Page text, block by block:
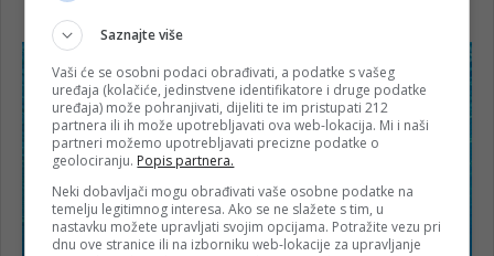
Saznajte više
Vaši će se osobni podaci obrađivati, a podatke s vašeg
uređaja (kolačiće, jedinstvene identifikatore i druge podatke
uređaja) može pohranjivati, dijeliti te im pristupati 212
partnera ili ih može upotrebljavati ova web-lokacija. Mi i naši
partneri možemo upotrebljavati precizne podatke o
geolociranju. Popis partnera.
Neki dobavljači mogu obrađivati vaše osobne podatke na
temelju legitimnog interesa. Ako se ne slažete s tim, u
nastavku možete upravljati svojim opcijama. Potražite vezu pri
dnu ove stranice ili na izborniku web-lokacije za upravljanje